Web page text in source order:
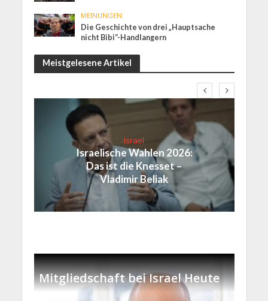
MEINUNGEN
Die Geschichte von drei „Hauptsache
nicht Bibi“-Handlangern
Meistgelesene Artikel
Israel
Israelische Wahlen 2026:
Das ist die Knesset –
Vladimir Beliak
Mitgliedschaft bei Israel Heute